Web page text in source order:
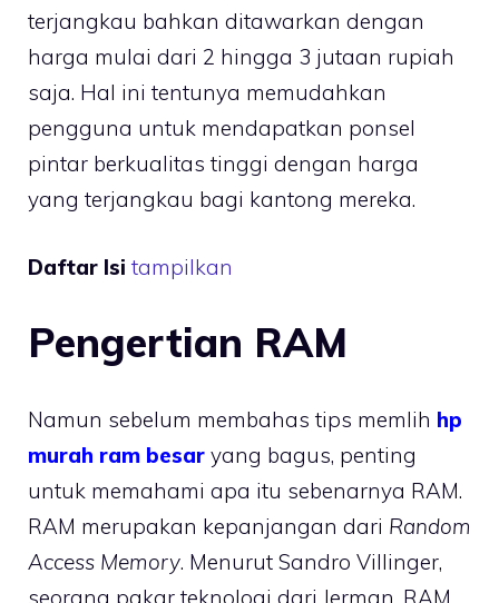
terjangkau bahkan ditawarkan dengan
harga mulai dari 2 hingga 3 jutaan rupiah
saja. Hal ini tentunya memudahkan
pengguna untuk mendapatkan ponsel
pintar berkualitas tinggi dengan harga
yang terjangkau bagi kantong mereka.
Daftar Isi tampilkan
Pengertian RAM
Namun sebelum membahas tips memlih hp
murah ram besar yang bagus, penting
untuk memahami apa itu sebenarnya RAM.
RAM merupakan kepanjangan dari Random
Access Memory. Menurut Sandro Villinger,